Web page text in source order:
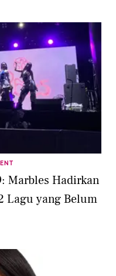
Marbles Hadirkan
Lagu yang Belum